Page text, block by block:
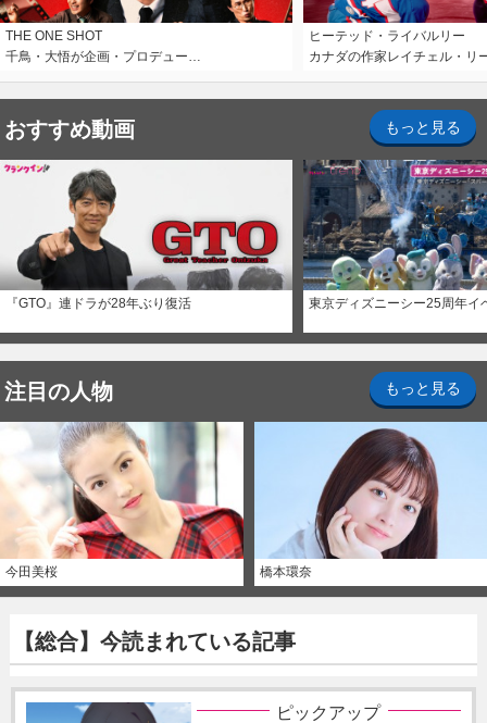
THE ONE SHOT
千鳥・大悟が企画・プロデュー…
ヒーテッド・ライバルリー
カナダの作家レイチェル・リ
おすすめ動画 もっと見る
『GTO』連ドラが28年ぶり復活 東京ディズニーシー25周年イ
注目の人物 もっと見る
今田美桜 橋本環奈
【総合】今読まれている記事
ピックアップ